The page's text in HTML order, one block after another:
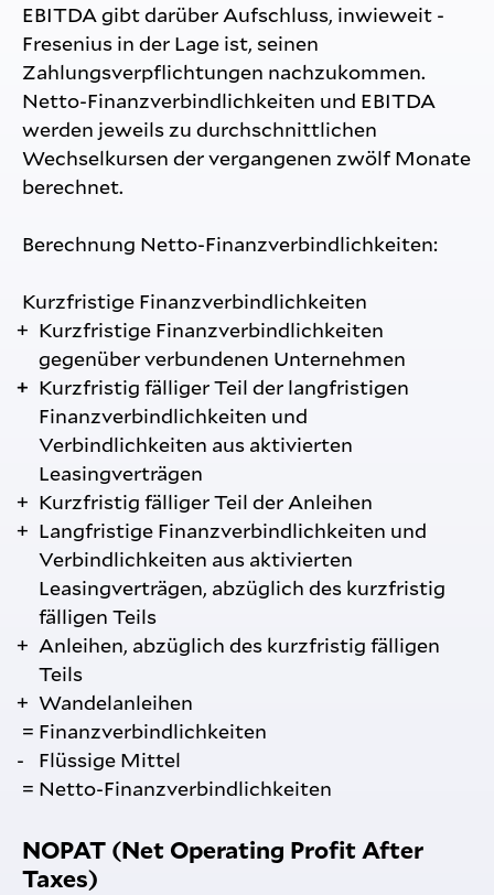
EBITDA gibt darüber Aufschluss, inwieweit ­
Fresenius in der Lage ist, seinen
Zahlungsverpflichtungen nachzukommen.
Netto-Finanzverbindlichkeiten und EBITDA
werden jeweils zu durchschnittlichen
Wechselkursen der vergangenen zwölf Monate
berechnet.
Berechnung Netto-Finanzverbindlichkeiten:
Kurzfristige Finanzverbindlichkeiten
Kurzfristige Finanzverbindlichkeiten
gegenüber verbundenen Unternehmen
Kurzfristig fälliger Teil der langfristigen
Finanzverbindlichkeiten und
Verbindlichkeiten aus aktivierten
Leasingverträgen
Kurzfristig fälliger Teil der Anleihen
Langfristige Finanzverbindlichkeiten und
Verbindlichkeiten aus aktivierten
Leasingverträgen, abzüglich des kurzfristig
fälligen Teils
Anleihen, abzüglich des kurzfristig fälligen
Teils
Wandelanleihen
= Finanzverbindlichkeiten
Flüssige Mittel
= Netto-Finanzverbindlichkeiten
NOPAT (Net Operating Profit After
Taxes)